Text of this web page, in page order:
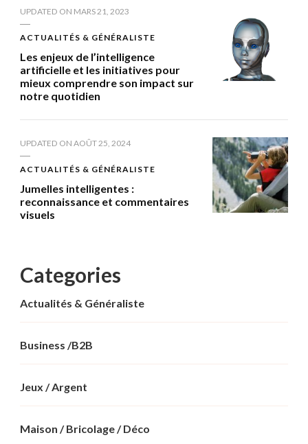
UPDATED ON MARS 21, 2023
ACTUALITÉS & GÉNÉRALISTE
Les enjeux de l’intelligence
artificielle et les initiatives pour
mieux comprendre son impact sur
notre quotidien
UPDATED ON AOÛT 25, 2024
ACTUALITÉS & GÉNÉRALISTE
Jumelles intelligentes :
reconnaissance et commentaires
visuels
Categories
Actualités & Généraliste
Business /B2B
Jeux / Argent
Maison / Bricolage / Déco